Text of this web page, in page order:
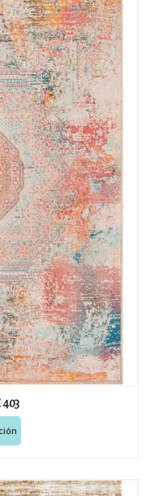
403
*
para que
para que
petición.